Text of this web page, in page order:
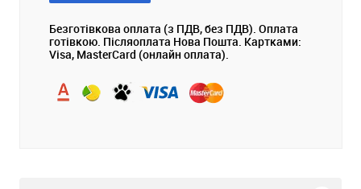
Безготівкова оплата (з ПДВ, без ПДВ). Оплата
готівкою. Післяоплата Нова Пошта. Картками:
Visa, MasterCard (онлайн оплата).